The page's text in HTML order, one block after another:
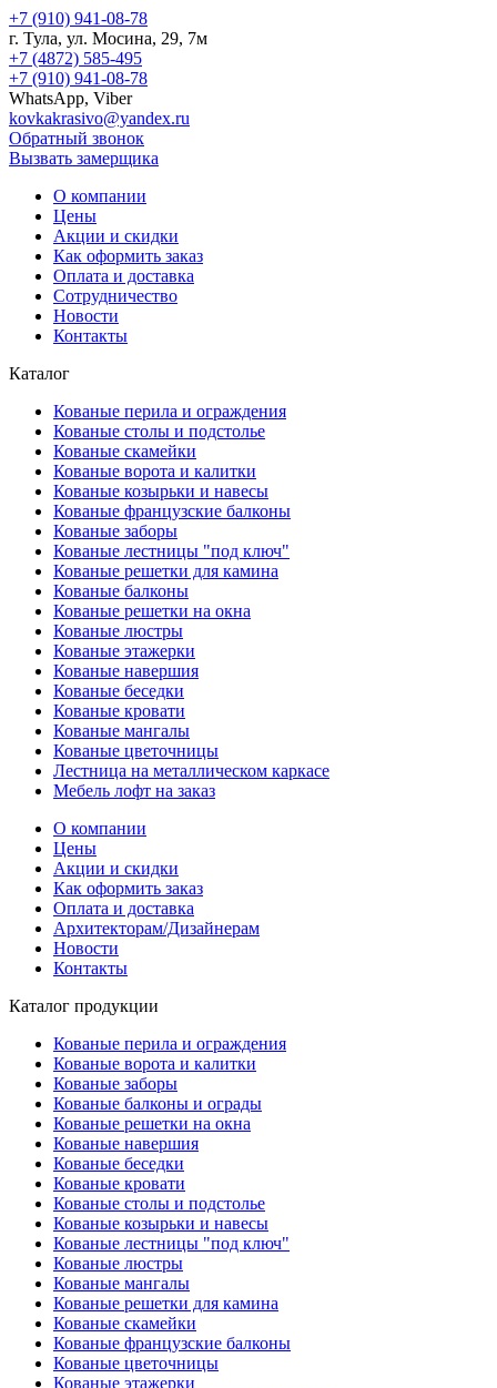
+7 (910) 941-08-78
г. Тула, ул. Мосина, 29, 7м
+7 (4872) 585-495
+7 (910) 941-08-78
WhatsApp, Viber
kovkakrasivo@yandex.ru
Обратный звонок
Вызвать замерщика
О компании
Цены
Акции и скидки
Как оформить заказ
Оплата и доставка
Сотрудничество
Новости
Контакты
Каталог
Кованые перила и ограждения
Кованые столы и подстолье
Кованые скамейки
Кованые ворота и калитки
Кованые козырьки и навесы
Кованые французские балконы
Кованые заборы
Кованые лестницы "под ключ"
Кованые решетки для камина
Кованые балконы
Кованые решетки на окна
Кованые люстры
Кованые этажерки
Кованые навершия
Кованые беседки
Кованые кровати
Кованые мангалы
Кованые цветочницы
Лестница на металлическом каркасе
Мебель лофт на заказ
О компании
Цены
Акции и скидки
Как оформить заказ
Оплата и доставка
Архитекторам/Дизайнерам
Новости
Контакты
Каталог продукции
Кованые перила и ограждения
Кованые ворота и калитки
Кованые заборы
Кованые балконы и ограды
Кованые решетки на окна
Кованые навершия
Кованые беседки
Кованые кровати
Кованые столы и подстолье
Кованые козырьки и навесы
Кованые лестницы "под ключ"
Кованые люстры
Кованые мангалы
Кованые решетки для камина
Кованые скамейки
Кованые французские балконы
Кованые цветочницы
Кованые этажерки